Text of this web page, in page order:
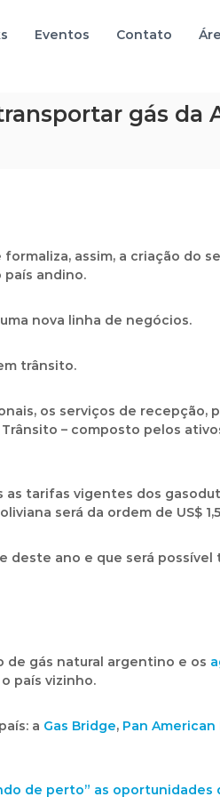
Eventos Contato
gás da
formaliza, assim, a criação do
país andino.
nova linha de negócios.
trânsito.
os serviços de recepção,
– composto pelos
tarifas vigentes dos
será da ordem de US$
deste ano e que será
de gás natural argentino e os
país vizinho.
a Gas Bridge, Pan American
de perto” as